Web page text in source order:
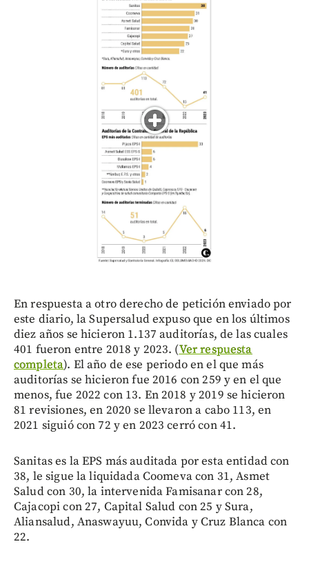
En respuesta a otro derecho de petición enviado por
este diario, la Supersalud expuso que en los últimos
diez años se hicieron 1.137 auditorías, de las cuales
401 fueron entre 2018 y 2023. (Ver respuesta
completa). El año de ese periodo en el que más
auditorías se hicieron fue 2016 con 259 y en el que
menos, fue 2022 con 13. En 2018 y 2019 se hicieron
81 revisiones, en 2020 se llevaron a cabo 113, en
2021 siguió con 72 y en 2023 cerró con 41.
Sanitas es la EPS más auditada por esta entidad con
38, le sigue la liquidada Coomeva con 31, Asmet
Salud con 30, la intervenida Famisanar con 28,
Cajacopi con 27, Capital Salud con 25 y Sura,
Aliansalud, Anaswayuu, Convida y Cruz Blanca con
22.